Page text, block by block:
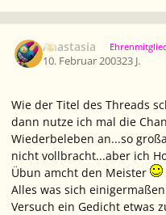
Anastasia
10. Februar 200323 J.
Wie der Titel des Threads
dann nutze ich mal die
Wiederbeleben an...so
nicht vollbracht...aber ich
Übun amcht den Meister
Alles was sich
Versuch ein Gedicht etwas